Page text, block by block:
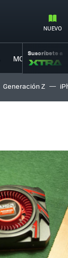
NUEVO
MOVILIDAD
Suscríbete a
Generación Z